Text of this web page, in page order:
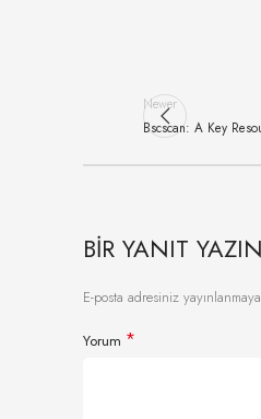
Newer
Bscscan: A Key
BIR YANIT YAZIN
E-posta adresiniz
Yorum *